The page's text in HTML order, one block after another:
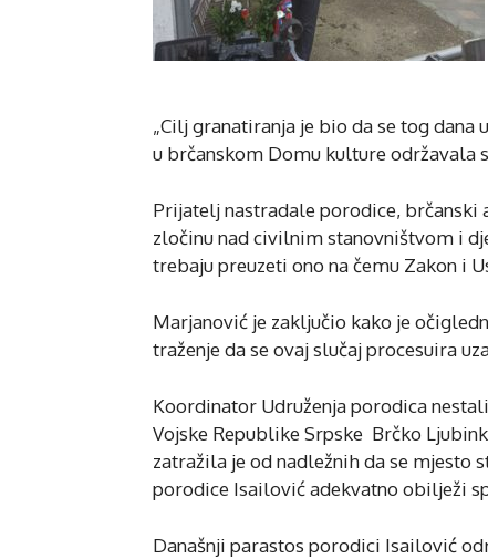
„Cilj granatiranja je bio da se tog
u brčanskom Domu kulture održavala
Prijatelj nastradale porodice, brčanski
zločinu nad civilnim stanovništvom i
trebaju preuzeti ono na čemu Zakon i
Marjanović je zaključio kako je
traženje da se ovaj slučaj procesuira
Koordinator Udruženja porodica
Vojske Republike Srpske Brčko
zatražila je od nadležnih da se mjesto
porodice Isailović adekvatno obilježi
Današnji parastos porodici Isailović